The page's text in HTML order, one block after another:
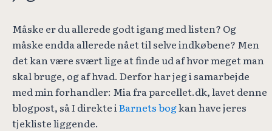
Måske er du allerede godt igang med listen? Og
måske endda allerede nået til selve indkøbene? Men
det kan være svært lige at finde ud af hvor meget man
skal bruge, og af hvad. Derfor har jeg i samarbejde
med min forhandler: Mia fra parcellet.dk, lavet denne
blogpost, så I direkte i Barnets bogkan have jeres
tjekliste liggende.